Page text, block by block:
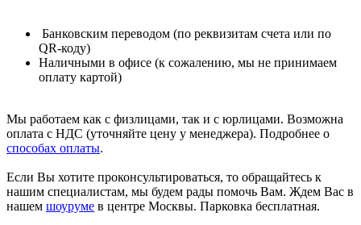
Банковским переводом (по реквизитам счета или по
QR-коду)
Наличными в офисе (к сожалению, мы не принимаем
оплату картой)
Мы работаем как с физлицами, так и с юрлицами. Возможна
оплата с НДС (уточняйте цену у менеджера). Подробнее о
способах оплаты.
Если Вы хотите проконсультироваться, то обращайтесь к
нашим специалистам, мы будем рады помочь Вам. Ждем Вас в
нашем шоуруме в центре Москвы. Парковка бесплатная.